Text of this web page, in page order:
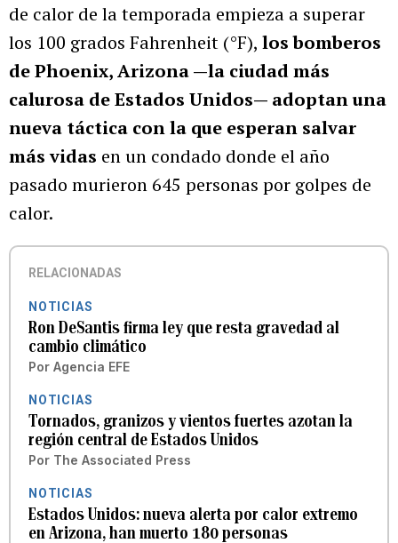
de calor de la temporada empieza a superar
los 100 grados Fahrenheit (°F), los bomberos
de Phoenix, Arizona —la ciudad más
calurosa de Estados Unidos— adoptan una
nueva táctica con la que esperan salvar
más vidas en un condado donde el año
pasado murieron 645 personas por golpes de
calor.
RELACIONADAS
NOTICIAS
Ron DeSantis firma ley que resta gravedad al
cambio climático
Por Agencia EFE
NOTICIAS
Tornados, granizos y vientos fuertes azotan la
región central de Estados Unidos
Por The Associated Press
NOTICIAS
Estados Unidos: nueva alerta por calor extremo
en Arizona, han muerto 180 personas